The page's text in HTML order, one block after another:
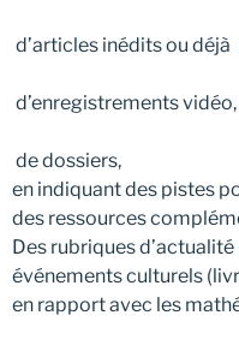
d’articles inédits ou déjà
d’enregistrements vidéo,
de dossiers,
en indiquant des pistes
des ressources
Des rubriques
événements culturels
en rapport avec les